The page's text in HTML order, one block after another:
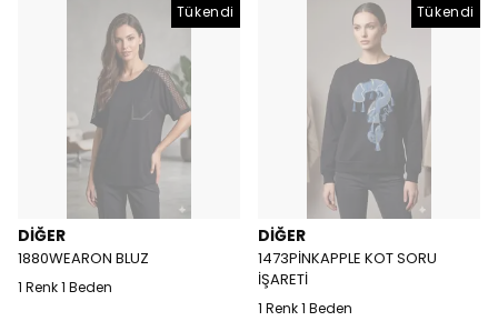
Tükendi
DİĞER
1880WEARON BLUZ
1 Renk 1 Beden
Tükendi
DİĞER
1473PİNKAPPLE KOT SORU
İŞARETİ
1 Renk 1 Beden